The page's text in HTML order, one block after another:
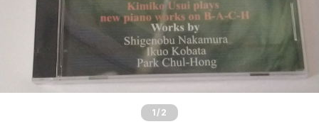
1 /2